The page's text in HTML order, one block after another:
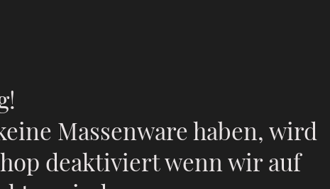
Massenware haben, wird
deaktiviert wenn wir auf